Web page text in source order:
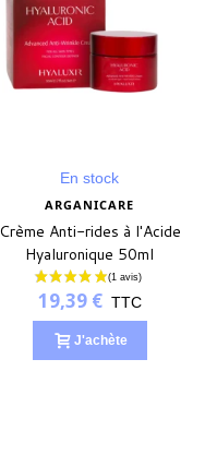
En stock
ARGANICARE
Crème Anti-rides à l'Acide
Hyaluronique 50ml
19,39 € TTC
J'achète